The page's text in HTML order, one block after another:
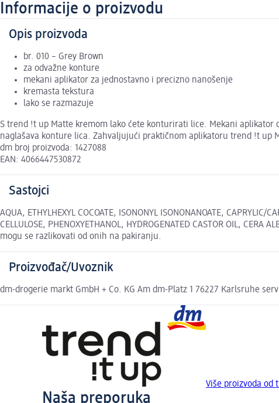
Informacije o proizvodu
Opis proizvoda
br. 010 – Grey Brown
za odvažne konture
mekani aplikator za jednostavno i precizno nanošenje
kremasta tekstura
lako se razmazuje
S trend !t up Matte kremom lako ćete konturirati lice. Mekani
naglašava konture lica. Zahvaljujući praktičnom aplikatoru trend !t up
dm broj proizvoda: 1427088
EAN: 4066447530872
Sastojci
AQUA, ETHYLHEXYL COCOATE, ISONONYL ISONONANOATE, CAPRYLIC/
CELLULOSE, PHENOXYETHANOL, HYDROGENATED CASTOR OIL,
mogu se razlikovati od onih na pakiranju.
Proizvođač/Uvoznik
dm-drogerie markt GmbH + Co. KG Am dm-Platz 1 76227 Karlsruhe
Više proizvoda od
Naša preporuka